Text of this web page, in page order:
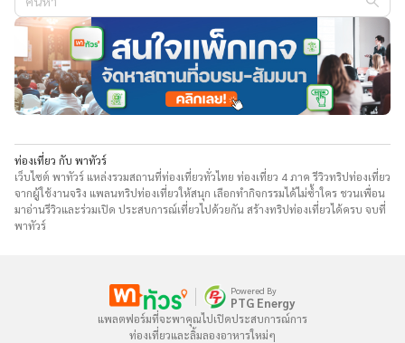
ท่องเที่ยว กับ พาทัวร์
เว็บไซต์ พาทัวร์ แหล่งรวมสถานที่ท่องเที่ยวทั่วไทย ท่องเที่ยว 4 ภาค รีวิวทริปท่องเที่ยว
จากผู้ใช้งานจริง แพลนทริปท่องเที่ยวให้สนุก เลือกทำกิจกรรมได้ไม่ซ้ำใคร ชวนเพื่อน
มาอ่านรีวิวและร่วมเปิด ประสบการณ์เที่ยวไปด้วยกัน สร้างทริปท่องเที่ยวได้ครบ จบที่
พาทัวร์
Powered By
PTG Energy
แพลตฟอร์มที่จะพาคุณไปเปิดประสบการณ์การ
ท่องเที่ยวและลิ้มลองอาหารใหม่ๆ